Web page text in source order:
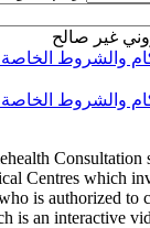
غير صالح
والشروط
والشروط
Centres which
is authorized to
is an interactive